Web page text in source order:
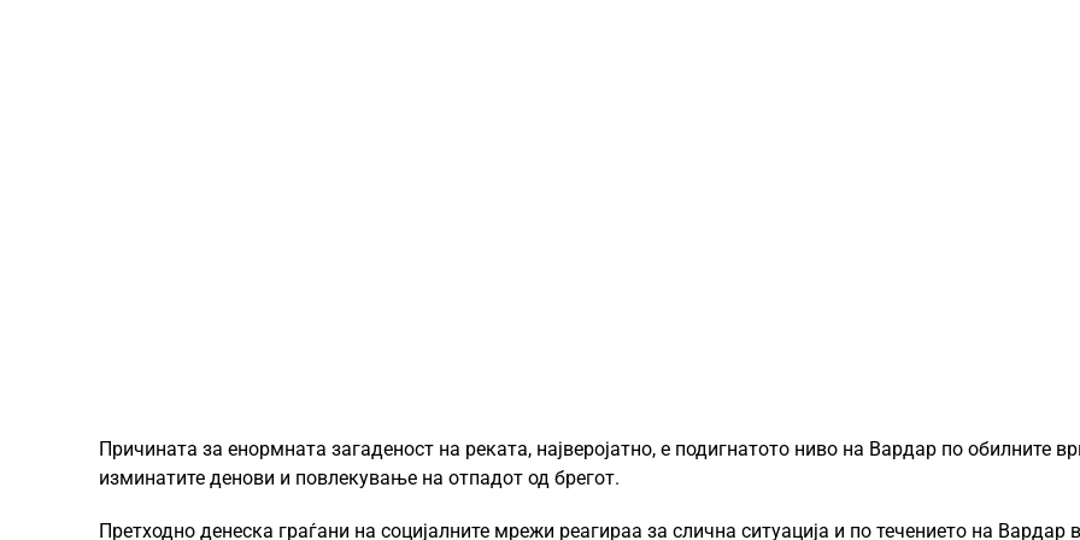
Причината за енормната загаденост на реката, најверојатно, е подигнатото ниво на Вардар по обилните
изминатите денови и повлекување на отпадот од брегот.
Претходно денеска граѓани на социјалните мрежи реагираа за слична ситуација и по течението на Вардар